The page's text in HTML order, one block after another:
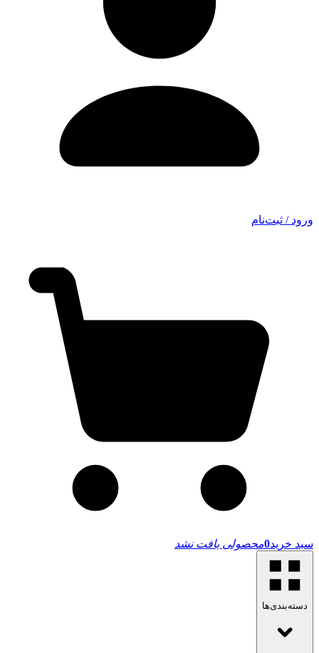
ورود / ثبت‌نام
سبد خرید0محصولی یافت نشد
دسته‌بندی‌ها